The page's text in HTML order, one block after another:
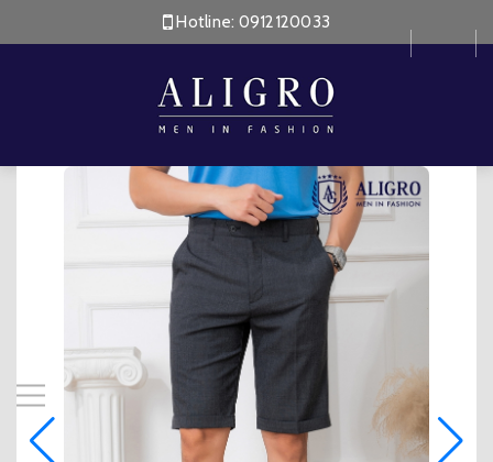
Hotline: 0912120033